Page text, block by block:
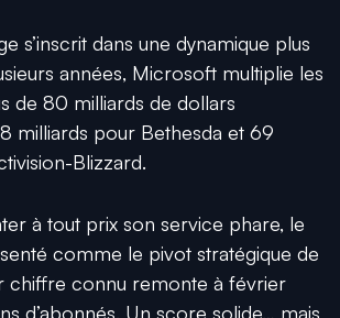
s’inscrit dans une dynamique plus
années, Microsoft multiplie les
de 80 milliards de dollars
milliards pour Bethesda et 69
Blizzard.
à tout prix son service phare, le
comme le pivot stratégique de
chiffre connu remonte à février
d’abonnés. Un score solide… mais